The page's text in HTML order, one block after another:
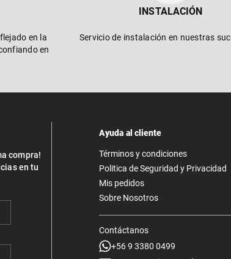
en la
en
INSTALACIÓN
Servicio de instalación en nuestras
compra!
en tu
Ayuda al cliente
Términos y condiciones
Politica de Seguridad y Privacidad
Mis pedidos
Sobre Nosotros
Contáctanos
+56 9 3380 0499